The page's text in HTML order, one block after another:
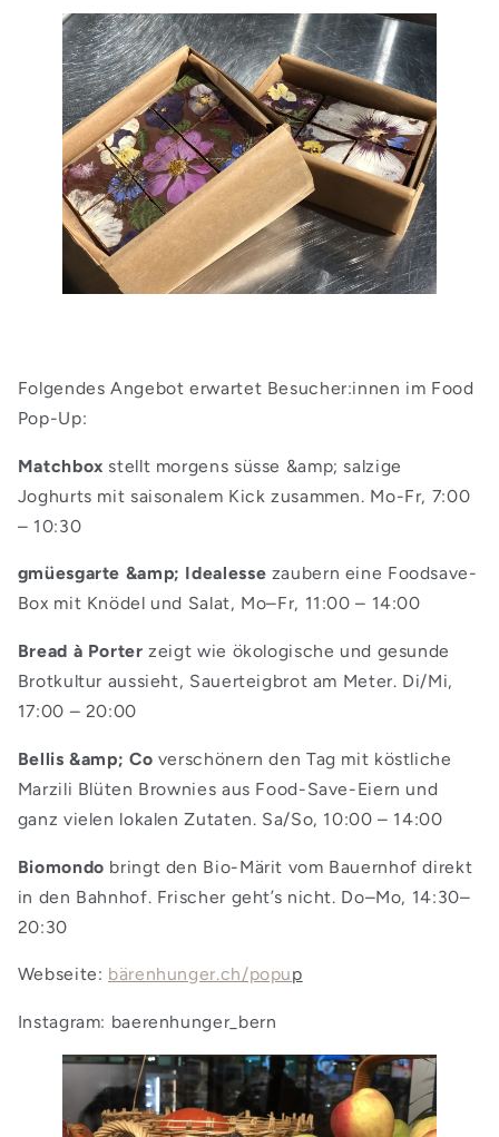
Folgendes Angebot erwartet Besucher:innen im Food
Pop-Up:
Matchbox stellt morgens süsse &amp; salzige
Joghurts mit saisonalem Kick zusammen. Mo-Fr, 7:00
– 10:30
gmüesgarte &amp; Idealesse zaubern eine Foodsave-
Box mit Knödel und Salat, Mo–Fr, 11:00 – 14:00
Bread à Porter zeigt wie ökologische und gesunde
Brotkultur aussieht, Sauerteigbrot am Meter. Di/Mi,
17:00 – 20:00
Bellis &amp; Co verschönern den Tag mit köstliche
Marzili Blüten Brownies aus Food-Save-Eiern und
ganz vielen lokalen Zutaten. Sa/So, 10:00 – 14:00
Biomondo bringt den Bio-Märit vom Bauernhof direkt
in den Bahnhof. Frischer geht’s nicht. Do–Mo, 14:30–
20:30
Webseite: bärenhunger.ch/popup
Instagram: baerenhunger_bern